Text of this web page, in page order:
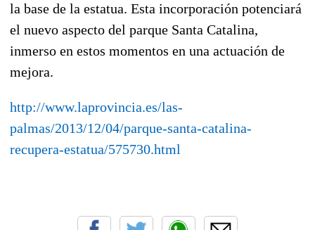
la base de la estatua. Esta incorporación potenciará
el nuevo aspecto del parque Santa Catalina,
inmerso en estos momentos en una actuación de
mejora.
http://www.laprovincia.es/las-
palmas/2013/12/04/parque-santa-catalina-
recupera-estatua/575730.html